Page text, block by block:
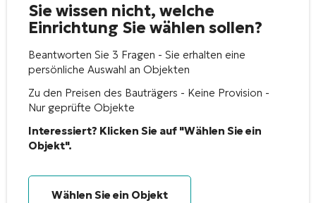
Sie wissen nicht, welche
Einrichtung Sie wählen sollen?
Beantworten Sie 3 Fragen - Sie erhalten eine
persönliche Auswahl an Objekten
Zu den Preisen des Bauträgers - Keine Provision -
Nur geprüfte Objekte
Interessiert? Klicken Sie auf "Wählen Sie ein
Objekt".
Wählen Sie ein Objekt